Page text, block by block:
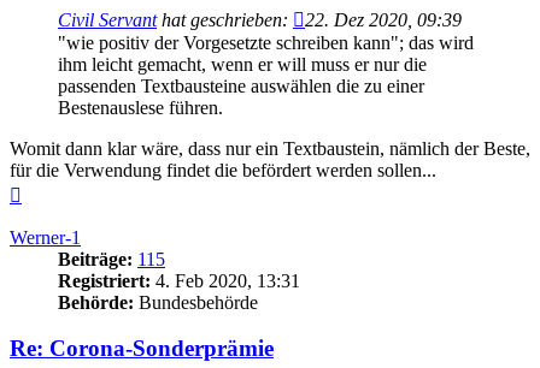
Civil Servanthat geschrieben:
22. Dez 2020, 09:39
"wie positiv der Vorgesetzte schreiben kann"; das wird
ihm leicht gemacht, wenn er will muss er nur die
passenden Textbausteine auswählen die zu einer
Bestenauslese führen.
Womit dann klar wäre, dass nur ein Textbaustein, nämlich der Beste,
für die Verwendung findet die befördert werden sollen...
Werner-1
Beiträge: 115
Registriert: 4. Feb 2020, 13:31
Behörde: Bundesbehörde
Re: Corona-Sonderprämie